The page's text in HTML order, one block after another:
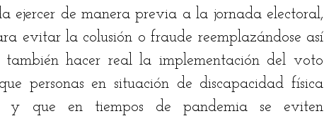
ejercer de manera previa a la jornada electoral,
evitar la colusión o fraude reemplazándose así
hacer real la implementación del voto
personas en situación de discapacidad física
y que en tiempos de pandemia se eviten